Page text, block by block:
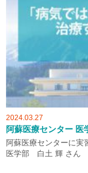
2024.03.27
阿蘇医療センター 医
阿蘇医療センターに
医学部 白土 輝 さん